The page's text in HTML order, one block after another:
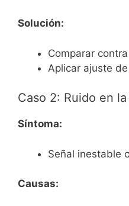
Solución:
Comparar
Aplicar ajuste
Caso 2: Ruido en
Síntoma:
Señal inestable
Causas: